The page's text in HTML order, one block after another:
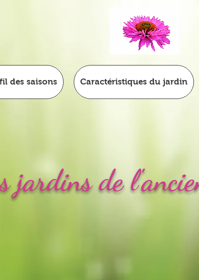
des saisons Caractéristiques du jardin
jardins de